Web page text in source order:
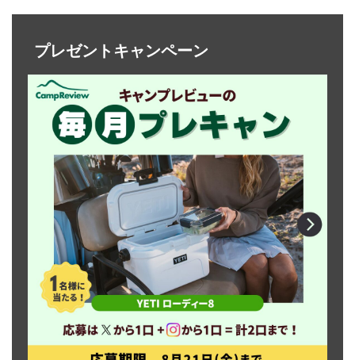
プレゼントキャンペーン